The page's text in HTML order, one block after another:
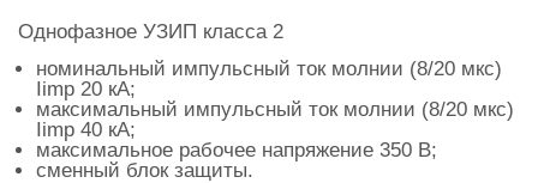
Однофазное УЗИП класса 2
номинальный импульсный ток молнии (8/20 мкс)
Iimp 20 кА;
максимальный импульсный ток молнии (8/20 мкс)
Iimp 40 кА;
максимальное рабочее напряжение 350 В;
сменный блок защиты.